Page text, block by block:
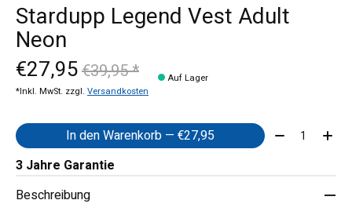
Stardupp Legend Vest Adult
Neon
€27,95€39,95 *
*Inkl. MwSt. zzgl. Versandkosten
Auf Lager
In den Warenkorb — €27,95
Menge:
3 Jahre Garantie
Beschreibung